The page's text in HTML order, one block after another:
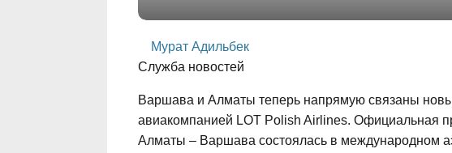
Мурат Адильбек
Служба новостей
Варшава и Алматы теперь напрямую связаны
авиакомпанией LOT Polish Airlines. Официальная
Алматы – Варшава состоялась в международном